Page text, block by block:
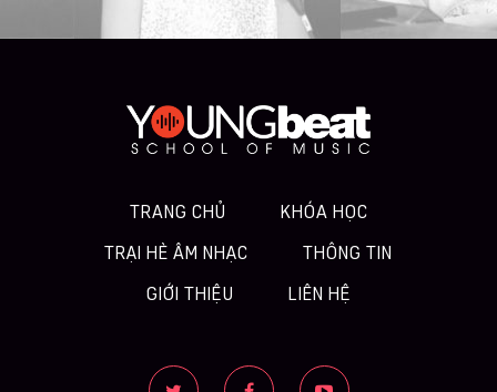
TRANG CHỦ
KHÓA HỌC
TRẠI HÈ ÂM NHẠC
THÔNG TIN
GIỚI THIỆU
LIÊN HỆ